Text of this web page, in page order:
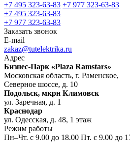
+7 495 323-63-83 +7 977 323-63-83
+7 495 323-63-83
+7 977 323-63-83
Заказать звонок
E-mail
zakaz@tutelektrika.ru
Адрес
Бизнес-Парк «Plaza Ramstars»
Московская область, г. Раменское,
Северное шоссе, д. 10
Подольск, мкрн Климовск
ул. Заречная, д. 1
Краснодар
ул. Одесская, д. 48, 1 этаж
Режим работы
Пн–Чт. с 9.00 до 18.00 Пт. с 9.00 до